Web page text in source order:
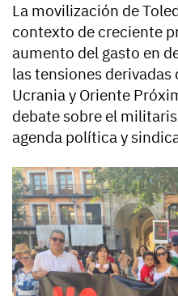
La movilización de
contexto de creciente
aumento del gasto en
las tensiones
Ucrania y Oriente
debate sobre el
agenda política y